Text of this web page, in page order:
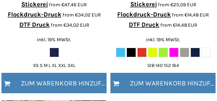
Stickerei from €47,46 EUR
Flockdruck-Druckfrom €34,02 EUR
DTF Druckfrom €34,02 EUR
inkl. 19% MWSt.
XS S M L XL XXL 3XL
ZUM WARENKORB HINZUFÜGEN
Stickerei from €25,09 EUR
Flockdruck-Druckfrom €14,48 EUR
DTF Druckfrom €14,48 EUR
inkl. 19% MWSt.
128 140 152 164
ZUM WARENKORB HINZUFÜGEN